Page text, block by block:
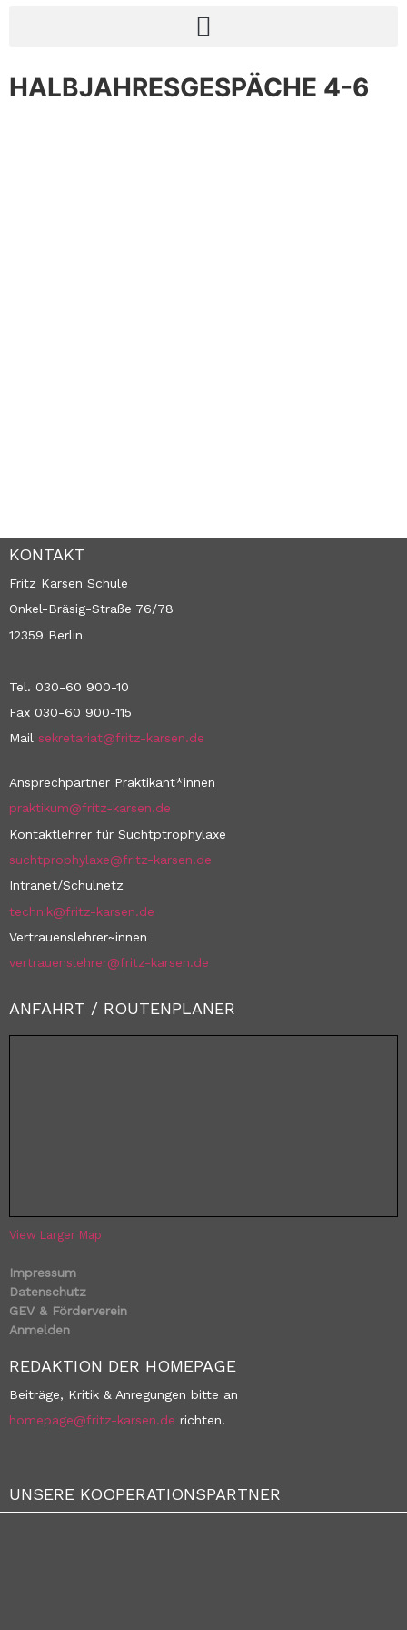
HALBJAHRESGESPÄCHE 4-6
KONTAKT
Fritz Karsen Schule
Onkel-Bräsig-Straße 76/78
12359 Berlin
Tel. 030-60 900-10
Fax 030-60 900-115
Mail sekretariat@fritz-karsen.de
Ansprechpartner Praktikant*innen
praktikum@fritz-karsen.de
Kontaktlehrer für Suchtptrophylaxe
suchtprophylaxe@fritz-karsen.de
Intranet/Schulnetz
technik@fritz-karsen.de
Vertrauenslehrer~innen
vertrauenslehrer@fritz-karsen.de
ANFAHRT / ROUTENPLANER
View Larger Map
Impressum
Datenschutz
GEV & Förderverein
Anmelden
REDAKTION DER HOMEPAGE
Beiträge, Kritik & Anregungen bitte an
homepage@fritz-karsen.de richten.
UNSERE KOOPERATIONSPARTNER